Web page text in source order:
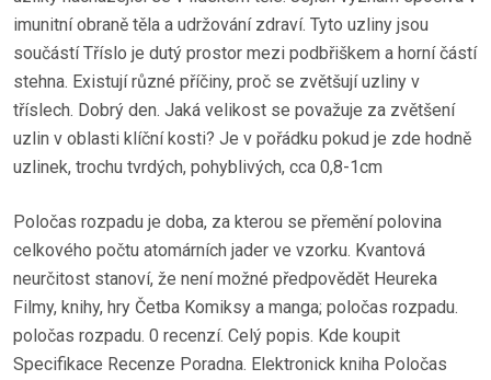
imunitní obraně těla a udržování zdraví. Tyto uzliny jsou
součástí Tříslo je dutý prostor mezi podbřiškem a horní částí
stehna. Existují různé příčiny, proč se zvětšují uzliny v
tříslech. Dobrý den. Jaká velikost se považuje za zvětšení
uzlin v oblasti klíční kosti? Je v pořádku pokud je zde hodně
uzlinek, trochu tvrdých, pohyblivých, cca 0,8-1cm
Poločas rozpadu je doba, za kterou se přemění polovina
celkového počtu atomárních jader ve vzorku. Kvantová
neurčitost stanoví, že není možné předpovědět Heureka
Filmy, knihy, hry Četba Komiksy a manga; poločas rozpadu.
poločas rozpadu. 0 recenzí. Celý popis. Kde koupit
Specifikace Recenze Poradna. Elektronick kniha Poločas